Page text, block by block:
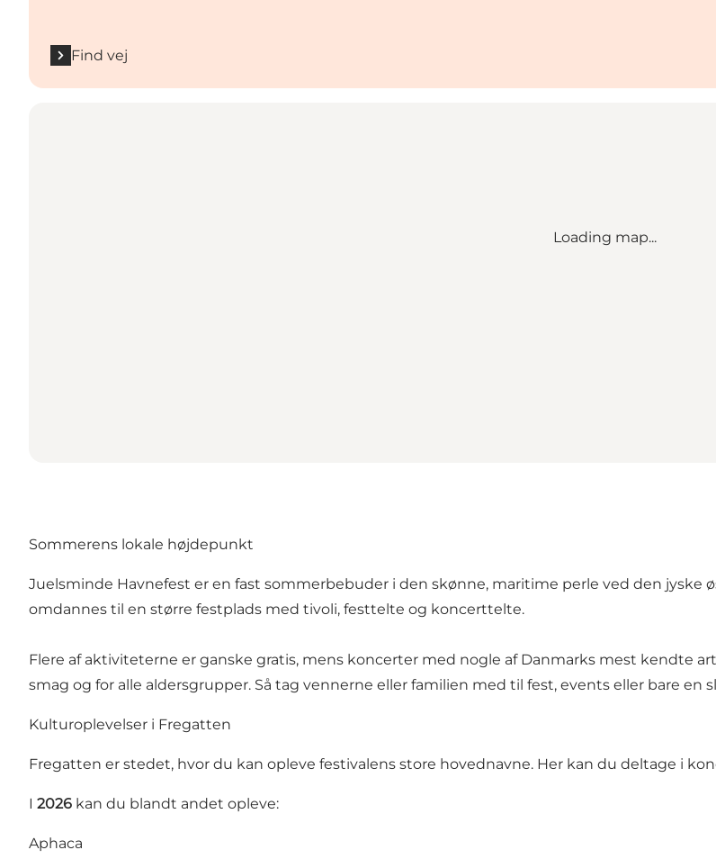
Find vej
Loading map...
Sommerens lokale højdepunkt
Juelsminde Havnefest er en fast sommerbebuder i den skønne, maritime perle ved den
omdannes til en større festplads med tivoli, festtelte og koncerttelte.
Flere af aktiviteterne er ganske gratis, mens koncerter med nogle af Danmarks mest kendte
smag og for alle aldersgrupper. Så tag vennerne eller familien med til fest, events eller bare
Kulturoplevelser i Fregatten
Fregatten er stedet, hvor du kan opleve festivalens store hovednavne. Her kan du deltage i
I 2026 kan du blandt andet opleve:
Aphaca